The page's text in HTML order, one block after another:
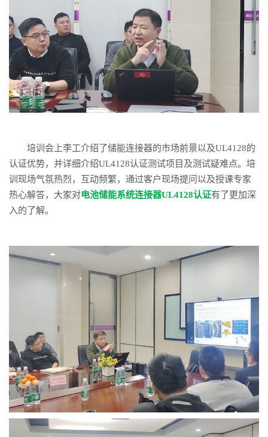
培训会上李工介绍了储能连接器的市场前景以及UL4128的
认证优势，并详细介绍UL4128认证测试项目及测试疑难点。培
训现场气氛热烈，互动频繁，通过客户现场提问以及授课专家
热心解答，大家对电池储能系统连接器UL4128认证有了更加深
入的了解。